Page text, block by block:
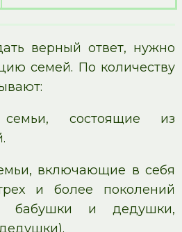
верный ответ, нужно
семей. По количеству
состоящие из
включающие в себя
и более поколений
бабушки и дедушки,